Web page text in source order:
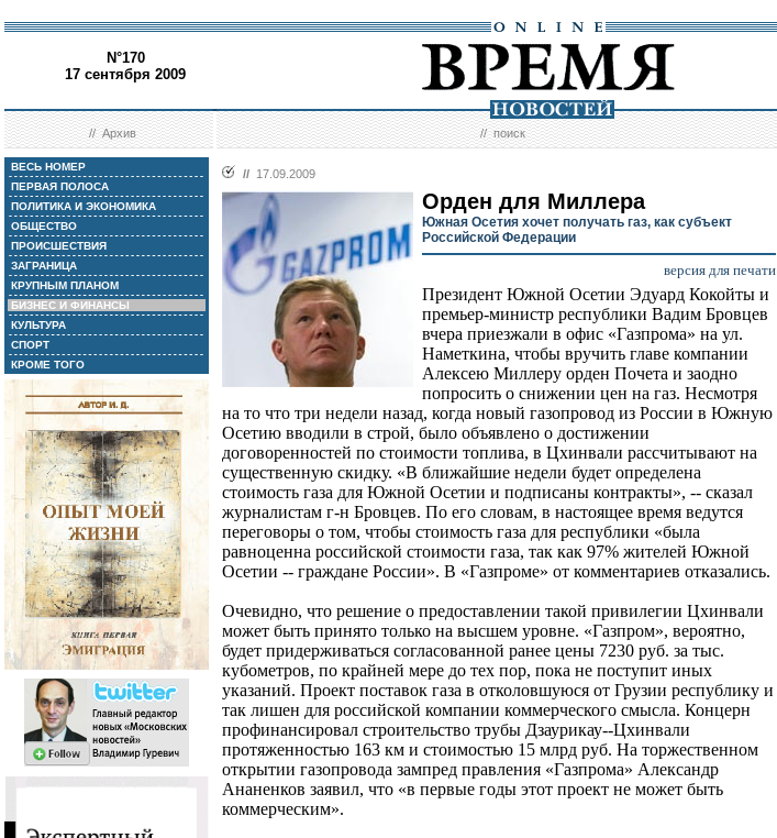
N°170
17 сентября 2009
//Архив //поиск
ВЕСЬ НОМЕР
ПЕРВАЯ ПОЛОСА
ПОЛИТИКА И ЭКОНОМИКА
ОБЩЕСТВО
ПРОИСШЕСТВИЯ
ЗАГРАНИЦА
КРУПНЫМ ПЛАНОМ
БИЗНЕС И ФИНАНСЫ
КУЛЬТУРА
СПОРТ
КРОМЕ ТОГО
// 17.09.2009
Орден для Миллера
Южная Осетия хочет получать газ, как субъект
Российской Федерации
версия для печати
Президент Южной Осетии Эдуард Кокойты и
премьер-министр республики Вадим Бровцев
вчера приезжали в офис «Газпрома» на ул.
Наметкина, чтобы вручить главе компании
Алексею Миллеру орден Почета и заодно
попросить о снижении цен на газ. Несмотря
на то что три недели назад, когда новый газопровод из России в Южную
Осетию вводили в строй, было объявлено о достижении
договоренностей по стоимости топлива, в Цхинвали рассчитывают на
существенную скидку. «В ближайшие недели будет определена
стоимость газа для Южной Осетии и подписаны контракты», -- сказал
журналистам г-н Бровцев. По его словам, в настоящее время ведутся
переговоры о том, чтобы стоимость газа для республики «была
равноценна российской стоимости газа, так как 97% жителей Южной
Осетии -- граждане России». В «Газпроме» от комментариев отказались.
Очевидно, что решение о предоставлении такой привилегии Цхинвали
может быть принято только на высшем уровне. «Газпром», вероятно,
будет придерживаться согласованной ранее цены 7230 руб. за тыс.
кубометров, по крайней мере до тех пор, пока не поступит иных
указаний. Проект поставок газа в отколовшуюся от Грузии республику и
так лишен для российской компании коммерческого смысла. Концерн
профинансировал строительство трубы Дзаурикау--Цхинвали
протяженностью 163 км и стоимостью 15 млрд руб. На торжественном
открытии газопровода зампред правления «Газпрома» Александр
Ананенков заявил, что «в первые годы этот проект не может быть
коммерческим».